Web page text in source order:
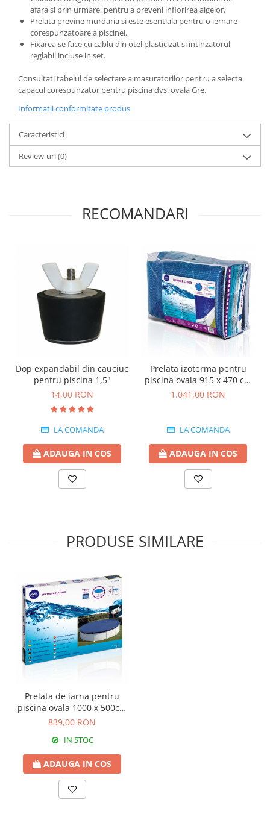
afara si prin urmare, pentru a preveni inflorirea algelor.
Prelata previne murdaria si este esentiala pentru o iernare
corespunzatoare a piscinei.
Fixarea se face cu cablu din otel plasticizat si intinzatorul
reglabil incluse in set.
Consultati tabelul de selectare a masuratorilor pentru a selecta
capacul corespunzator pentru piscina dvs. ovala Gre.
Informatii conformitate produs
Caracteristici
Review-uri(0)
RECOMANDARI
Dop expandabil din cauciuc
pentru piscina 1,5"
14,00 RON
LA COMANDA
ADAUGA IN COS
Prelata izoterma pentru
piscina ovala 915 x 470 cm
180 microni
1.041,00 RON
LA COMANDA
ADAUGA IN COS
PRODUSE SIMILARE
Prelata de iarna pentru
piscina ovala 1000 x 500cm
- 120 g/m
839,00 RON
IN STOC
ADAUGA IN COS